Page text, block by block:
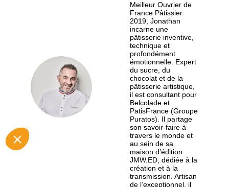
JM
Meilleur Ouvrier de
France Pâtissier
2019, Jonathan
incarne une
pâtisserie inventive,
technique et
profondément
émotionnelle. Expert
du sucre, du
chocolat et de la
pâtisserie artistique,
il est consultant pour
Belcolade et
PatisFrance (Groupe
Puratos). Il partage
son savoir-faire à
travers le monde et
au sein de sa
maison d’édition
JMW.ED, dédiée à la
création et à la
transmission. Artisan
de l’exceptionnel, il